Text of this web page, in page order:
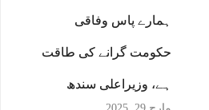
ہمارے پاس وفاقی
حکومت گرانے کی طاقت
ہے، وزیراعلی سندھ